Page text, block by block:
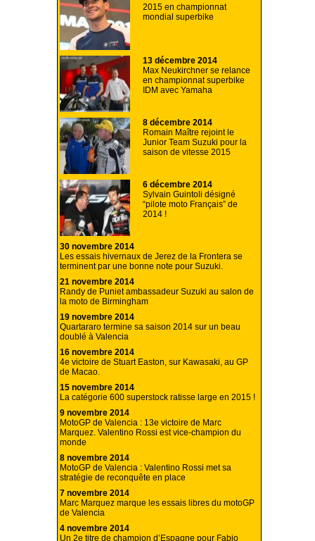
2015 en championnat
mondial superbike
13 décembre 2014
Max Neukirchner se relance
en championnat superbike
IDM avec Yamaha
8 décembre 2014
Romain Maître rejoint le
Junior Team Suzuki pour la
saison de vitesse 2015
6 décembre 2014
Sylvain Guintoli désigné
“pilote moto Français” de
2014 !
30 novembre 2014
Les essais hivernaux de Jerez de la Frontera se
terminent par une bonne note pour Suzuki.
21 novembre 2014
Randy de Puniet ambassadeur Suzuki au salon de
la moto de Birmingham
19 novembre 2014
Quartararo termine sa saison 2014 sur un beau
doublé à Valencia
16 novembre 2014
4e victoire de Stuart Easton, sur Kawasaki, au GP
de Macao.
15 novembre 2014
La catégorie 600 superstock ratisse large en 2015 !
9 novembre 2014
MotoGP de Valencia : 13e victoire de Marc
Marquez. Valentino Rossi est vice-champion du
monde
8 novembre 2014
MotoGP de Valencia : Valentino Rossi met sa
stratégie de reconquête en place
7 novembre 2014
Marc Marquez marque les essais libres du motoGP
de Valencia
4 novembre 2014
Un 2e titre de champion d’Espagne pour Fabio